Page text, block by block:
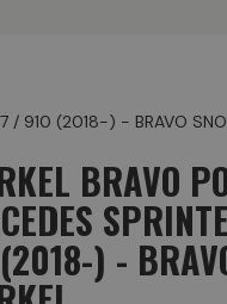
910 (2018-) - BRAVO
BRAVO
) -